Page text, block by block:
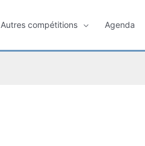
Autres compétitions Agenda